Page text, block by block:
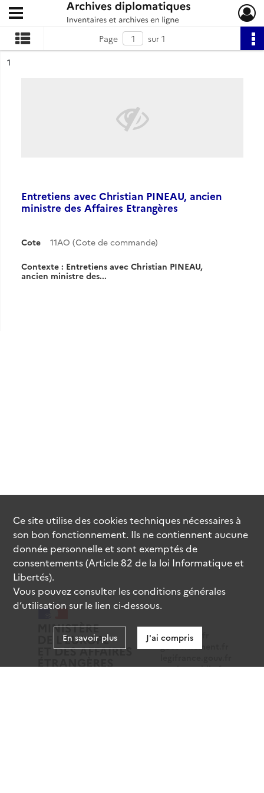
Archives diplomatiques
Ouvrir le menu déroulant
Page
sur 1
n°
1
Entretiens avec Christian PINEAU, ancien
ministre des Affaires Etrangères
Cote 11AO (Cote de commande)
Contexte : Entretiens avec Christian PINEAU,
ancien ministre des...
data.gouv.fr
gouvernement.fr
service-public.fr
Ce site utilise descookiestechniques nécessaires à
son bon fonctionnement. Ils ne contiennent aucune
donnée personnelle et sont exemptés de
consentements (Article 82 de la loi Informatique et
Libertés).
Vous pouvez consulter les conditions générales
d’utilisation sur le lien ci-dessous.
En savoir plus J'ai compris